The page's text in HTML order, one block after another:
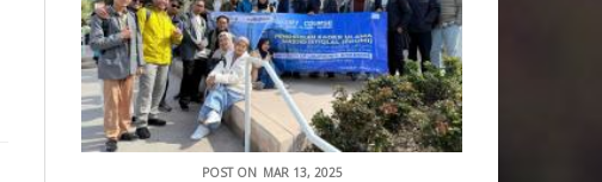
POST ON MAR 13, 2025